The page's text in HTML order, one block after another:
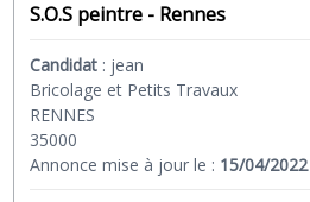
S.O.S peintre - Rennes
Candidat : jean
Bricolage et Petits Travaux
RENNES
35000
Annonce mise à jour le : 15/04/2022